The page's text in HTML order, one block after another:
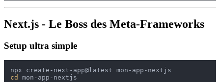
Next.js - Le Boss des Meta-Frameworks
Setup ultra simple
cd
mon-app-nextjs